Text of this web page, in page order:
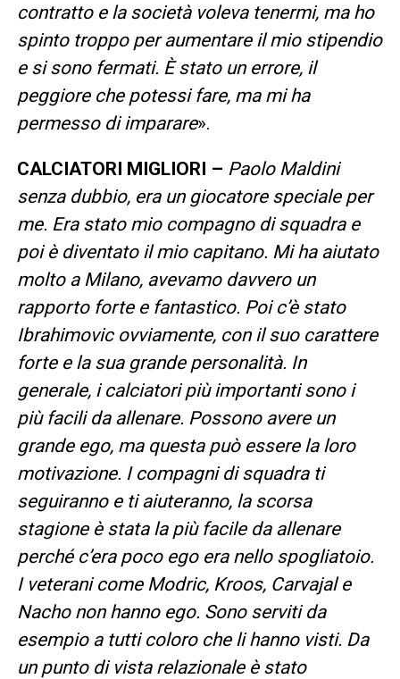
contratto e la società voleva tenermi, ma ho
spinto troppo per aumentare il mio stipendio
e si sono fermati. È stato un errore, il
peggiore che potessi fare, ma mi ha
permesso di imparare».
CALCIATORI MIGLIORI – Paolo Maldini
senza dubbio, era un giocatore speciale per
me. Era stato mio compagno di squadra e
poi è diventato il mio capitano. Mi ha aiutato
molto a Milano, avevamo davvero un
rapporto forte e fantastico. Poi c’è stato
Ibrahimovic ovviamente, con il suo carattere
forte e la sua grande personalità. In
generale, i calciatori più importanti sono i
più facili da allenare. Possono avere un
grande ego, ma questa può essere la loro
motivazione. I compagni di squadra ti
seguiranno e ti aiuteranno, la scorsa
stagione è stata la più facile da allenare
perché c’era poco ego era nello spogliatoio.
I veterani come Modric, Kroos, Carvajal e
Nacho non hanno ego. Sono serviti da
esempio a tutti coloro che li hanno visti. Da
un punto di vista relazionale è stato